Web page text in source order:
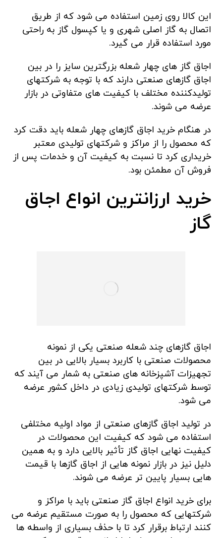
این کالا روی زمین استفاده می شود که از طریق
اتصال به گاز اصلی شهری و یا کپسول گاز به راحتی
مورد استفاده قرار می گیرد.
اجاق گاز های چهار شعله بزرگترین سایز را در بین
اجاق گازهای صنعتی دارند که با توجه به شرکتهای
تولیدکننده مختلف با کیفیت های متفاوتی در بازار
عرضه می شوند.
در هنگام خرید اجاق گازهای چهار شعله باید دقت کرد
که محصول را از مراکز و شرکتهای تولیدی معتبر
خریداری کرد تا نسبت به کیفیت آن و خدمات پس از
فروش آن مطمئن بود.
خرید ارزانترین انواع اجاق
گاز
اجاق گازهای چند شعله صنعتی یکی از نمونه
محصولات صنعتی با کاربرد بسیار بالایی در بین
تجهیزات آشپزخانه های صنعتی به شمار می آیند که
توسط شرکتهای تولیدی زیادی در داخل کشور عرضه
می شود.
در تولید اجاق گازهای صنعتی از مواد اولیه مختلفی
استفاده می شود که کیفیت این محصولات در
کیفیت نهایی اجاق گاز تأثیر بالایی دارد و به همین
دلیل نیز در بازار نمونه هایی از اجاق گازها با قیمت
هایی بسیار پایین تر عرضه می شوند.
برای خرید انواع اجاق گاز صنعتی باید با مراکز و
شرکتهایی که محصول را به صورت مستقیم عرضه می
کنند ارتباط برقرار کرد تا با حذف بسیاری از واسطه ها